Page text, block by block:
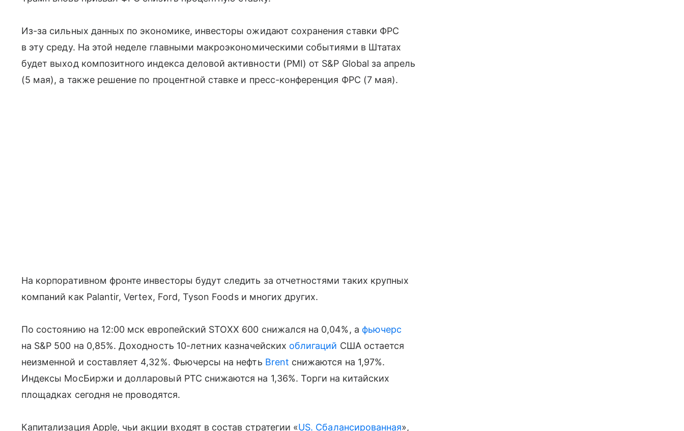
Из-за сильных данных по экономике, инвесторы ожидают сохранения ставки ФРС
в эту среду. На этой неделе главными макроэкономическими событиями в Штатах
будет выход композитного индекса деловой активности (PMI) от S&P Global за апрель
(5 мая), а также решение по процентной ставке и пресс-конференция ФРС (7 мая).
На корпоративном фронте инвесторы будут следить за отчетностями таких крупных
компаний как Palantir, Vertex, Ford, Tyson Foods и многих других.
По состоянию на 12:00 мск европейский STOXX 600 снижался на 0,04%, а фьючерс
на S&P 500 на 0,85%. Доходность 10-летних казначейских облигаций США остается
неизменной и составляет 4,32%. Фьючерсы на нефть Brent снижаются на 1,97%.
Индексы МосБиржи и долларовый РТС снижаются на 1,36%. Торги на китайских
площадках сегодня не проводятся.
Капитализация Apple, чьи акции входят в состав стратегии «US. Сбалансированная»,